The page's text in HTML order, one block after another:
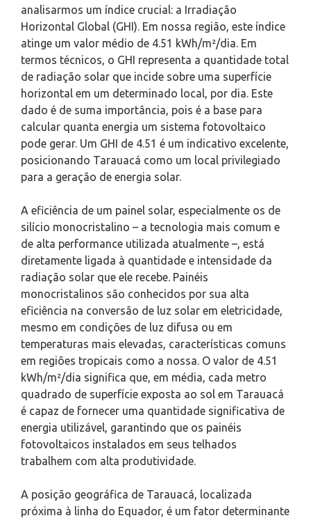
analisarmos um índice crucial: a Irradiação
Horizontal Global (GHI). Em nossa região, este índice
atinge um valor médio de 4.51 kWh/m²/dia. Em
termos técnicos, o GHI representa a quantidade total
de radiação solar que incide sobre uma superfície
horizontal em um determinado local, por dia. Este
dado é de suma importância, pois é a base para
calcular quanta energia um sistema fotovoltaico
pode gerar. Um GHI de 4.51 é um indicativo excelente,
posicionando Tarauacá como um local privilegiado
para a geração de energia solar.
A eficiência de um painel solar, especialmente os de
silício monocristalino – a tecnologia mais comum e
de alta performance utilizada atualmente –, está
diretamente ligada à quantidade e intensidade da
radiação solar que ele recebe. Painéis
monocristalinos são conhecidos por sua alta
eficiência na conversão de luz solar em eletricidade,
mesmo em condições de luz difusa ou em
temperaturas mais elevadas, características comuns
em regiões tropicais como a nossa. O valor de 4.51
kWh/m²/dia significa que, em média, cada metro
quadrado de superfície exposta ao sol em Tarauacá
é capaz de fornecer uma quantidade significativa de
energia utilizável, garantindo que os painéis
fotovoltaicos instalados em seus telhados
trabalhem com alta produtividade.
A posição geográfica de Tarauacá, localizada
próxima à linha do Equador, é um fator determinante